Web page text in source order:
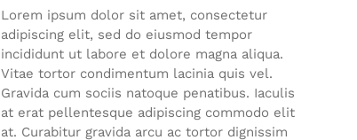
basé sur
notation
client
Lorem ipsum dolor sit amet, consectetur
adipiscing elit, sed do eiusmod tempor
incididunt ut labore et dolore magna aliqua.
Vitae tortor condimentum lacinia quis vel.
Gravida cum sociis natoque penatibus. Iaculis
at erat pellentesque adipiscing commodo elit
at. Curabitur gravida arcu ac tortor dignissim